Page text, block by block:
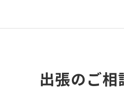
出張のご相